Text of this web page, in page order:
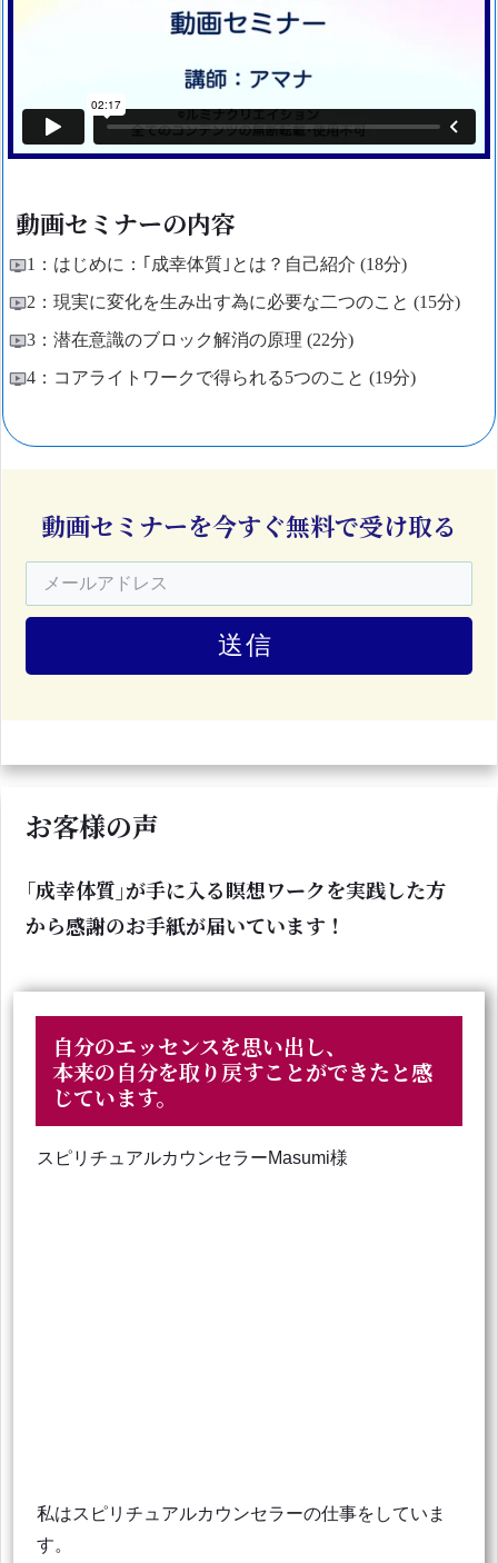
動画セミナーの内容
1：はじめに：｢成幸体質｣とは？自己紹介 (18分)
2：現実に変化を生み出す為に必要な二つのこと (15分)
3：潜在意識のブロック解消の原理 (22分)
4：コアライトワークで得られる5つのこと (19分)
動画セミナーを今すぐ無料で受け取る
送信
お客様の声
｢成幸体質｣が手に入る瞑想ワークを実践した方
から感謝のお手紙が届いています！
自分のエッセンスを思い出し、
本来の自分を取り戻すことができたと感
じています。
スピリチュアルカウンセラーMasumi様
私はスピリチュアルカウンセラーの仕事をしていま
す。